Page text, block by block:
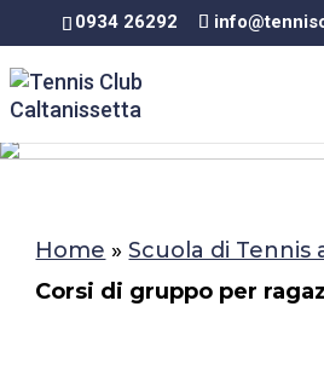
0934 26292
Home »Scuola di Tennis
Corsi di gruppo per